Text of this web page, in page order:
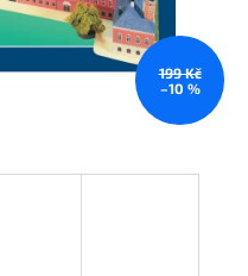
199 Kč
–10 %